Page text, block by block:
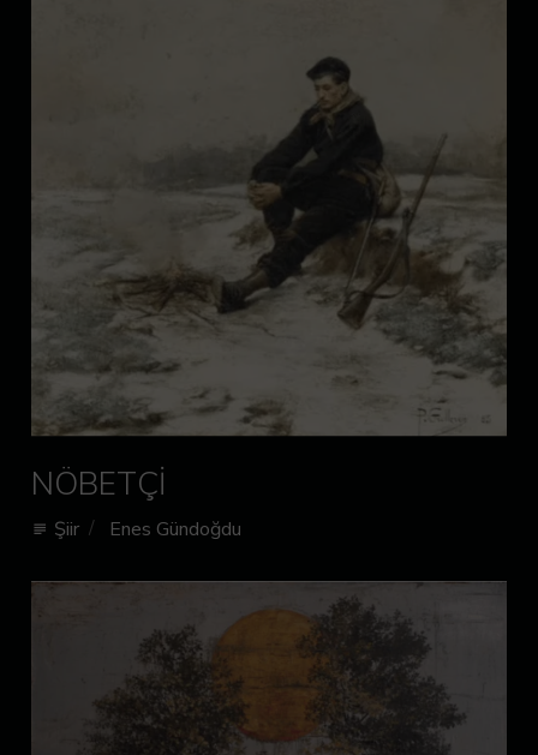
NÖBETÇİ
subject Şiir Enes Gündoğdu